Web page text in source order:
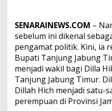
t
a
w
a
n
K
i
n
W
SENARAINEWS.COM –
sebelum ini dikenal
pengamat politik. Kini, ia
Bupati Tanjung Jabung
menjadi wakil bagi Dilla
Tanjung Jabung Timur.
Dillah Hich menjadi satu-
perempuan di Provinsi